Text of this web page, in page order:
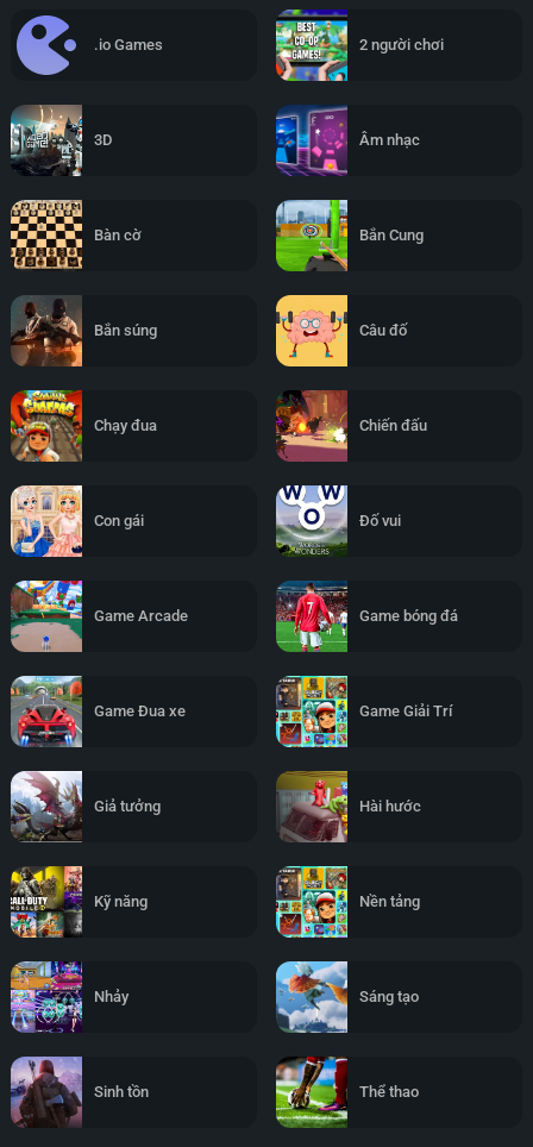
.io Games 2 người chơi
3D Âm nhạc
Bàn cờ Bắn Cung
Bắn súng Câu đố
Chạy đua Chiến đấu
Con gái Đố vui
Game Arcade Game bóng đá
Game Đua xe Game Giải Trí
Giả tưởng Hài hước
Kỹ năng Nền tảng
Nhảy Sáng tạo
Sinh tồn Thể thao